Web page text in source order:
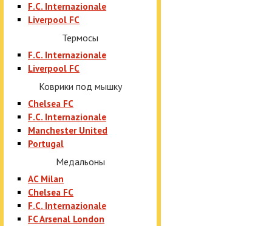
F.C. Internazionale
Liverpool FC
Термосы
F.C. Internazionale
Liverpool FC
Коврики под мышку
Chelsea FC
F.C. Internazionale
Manchester United
Portugal
Медальоны
AC Milan
Chelsea FC
F.C. Internazionale
FC Arsenal London